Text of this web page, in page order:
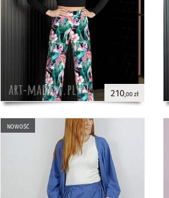
210,00 zł
nowość